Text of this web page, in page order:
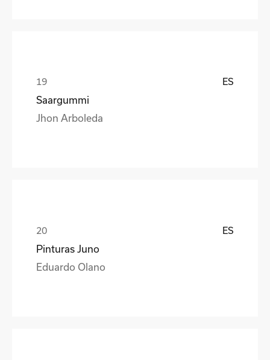
ES
Saargummi
Jhon Arboleda
ES
Pinturas Juno
Eduardo Olano